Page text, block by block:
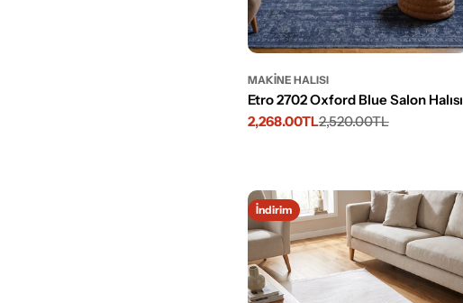
MAKINE HALISI
Etro 2702 Oxford Blue Salon Halısı
İndirimli
2,268.00TL
Normal
2,520.00TL
İndirim